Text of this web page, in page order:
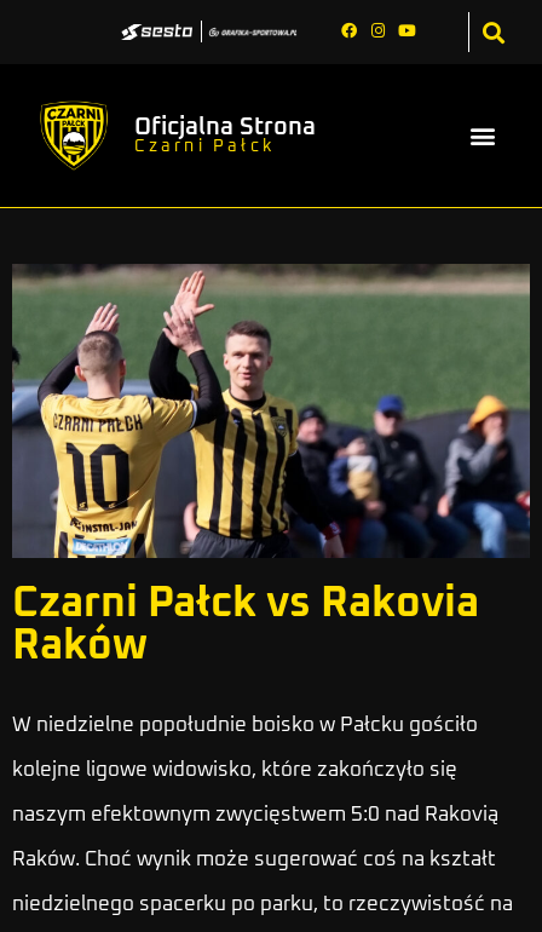
Oficjalna Strona
Czarni Pałck
Czarni Pałck vs Rakovia
Raków
W niedzielne popołudnie boisko w Pałcku gościło
kolejne ligowe widowisko, które zakończyło się
naszym efektownym zwycięstwem 5:0 nad Rakovią
Raków. Choć wynik może sugerować coś na kształt
niedzielnego spacerku po parku, to rzeczywistość na